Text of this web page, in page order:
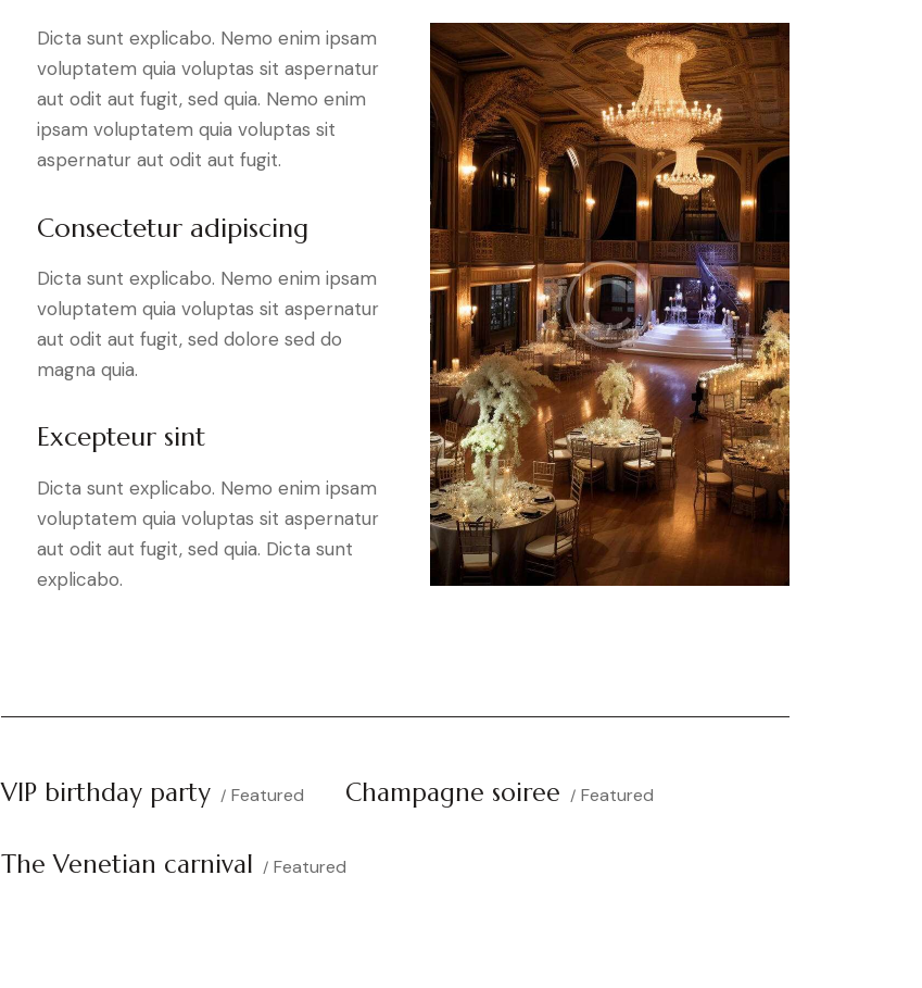
Dicta sunt explicabo. Nemo enim ipsam
voluptatem quia voluptas sit aspernatur
aut odit aut fugit, sed quia. Nemo enim
ipsam voluptatem quia voluptas sit
aspernatur aut odit aut fugit.
Consectetur adipiscing
Dicta sunt explicabo. Nemo enim ipsam
voluptatem quia voluptas sit aspernatur
aut odit aut fugit, sed dolore sed do
magna quia.
Excepteur sint
Dicta sunt explicabo. Nemo enim ipsam
voluptatem quia voluptas sit aspernatur
aut odit aut fugit, sed quia. Dicta sunt
explicabo.
Featured
VIP birthday party Featured
Champagne soiree
Featured
The Venetian carnival